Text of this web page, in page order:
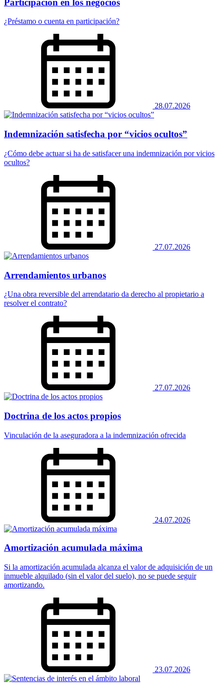
¿Préstamo o cuenta en participación?
28.07.2026
Indemnización satisfecha por “vicios ocultos”
¿Cómo debe actuar si ha de satisfacer una indemnización por vicios
ocultos?
27.07.2026
Arrendamientos urbanos
¿Una obra reversible del arrendatario da derecho al propietario a
resolver el contrato?
27.07.2026
Doctrina de los actos propios
Vinculación de la aseguradora a la indemnización ofrecida
24.07.2026
Amortización acumulada máxima
Si la amortización acumulada alcanza el valor de adquisición de un
inmueble alquilado (sin el valor del suelo), no se puede seguir
amortizando.
23.07.2026